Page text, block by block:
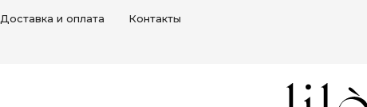
Доставка и оплата Контакты